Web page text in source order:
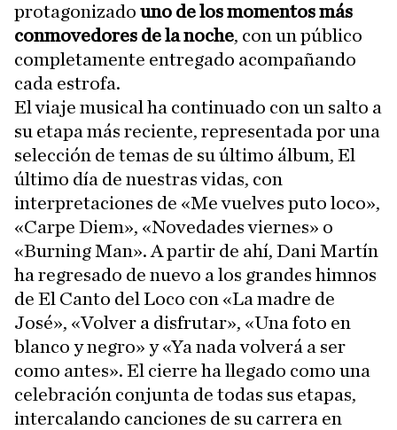
protagonizado uno de los momentos más
conmovedores de la noche, con un público
completamente entregado acompañando
cada estrofa.
El viaje musical ha continuado con un salto a
su etapa más reciente, representada por una
selección de temas de su último álbum, El
último día de nuestras vidas, con
interpretaciones de «Me vuelves puto loco»,
«Carpe Diem», «Novedades viernes» o
«Burning Man». A partir de ahí, Dani Martín
ha regresado de nuevo a los grandes himnos
de El Canto del Loco con «La madre de
José», «Volver a disfrutar», «Una foto en
blanco y negro» y «Ya nada volverá a ser
como antes». El cierre ha llegado como una
celebración conjunta de todas sus etapas,
intercalando canciones de su carrera en